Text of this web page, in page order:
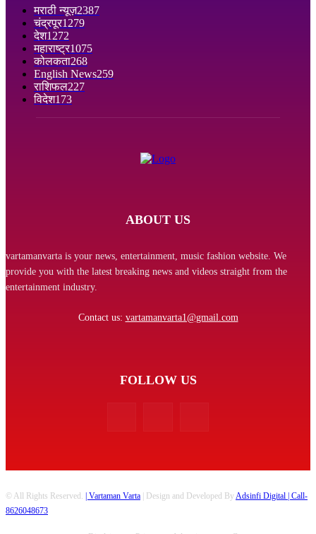
मराठी न्यूज़2387
चंद्रपूर1279
देश1272
महाराष्ट्र1075
कोलकता268
English News259
राशिफल227
विदेश173
ABOUT US
vartamanvarta is your news, entertainment, music fashion website. We
provide you with the latest breaking news and videos straight from the
entertainment industry.
Contact us: vartamanvarta1@gmail.com
FOLLOW US
© All Rights Reserved. | Vartaman Varta | Design and Developed ByAdsinfi Digital | Call-
8626048673